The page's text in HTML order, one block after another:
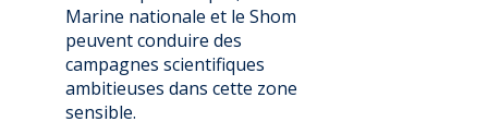
Marine nationale et le Shom
peuvent conduire des
campagnes scientifiques
ambitieuses dans cette zone
sensible.